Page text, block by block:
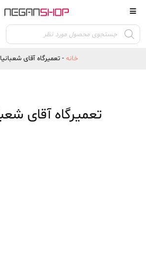
Products
search
خانه - تعمیرگاه آقای
تعمیرگاه آقای